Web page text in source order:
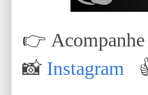
👉
📸 Instagram